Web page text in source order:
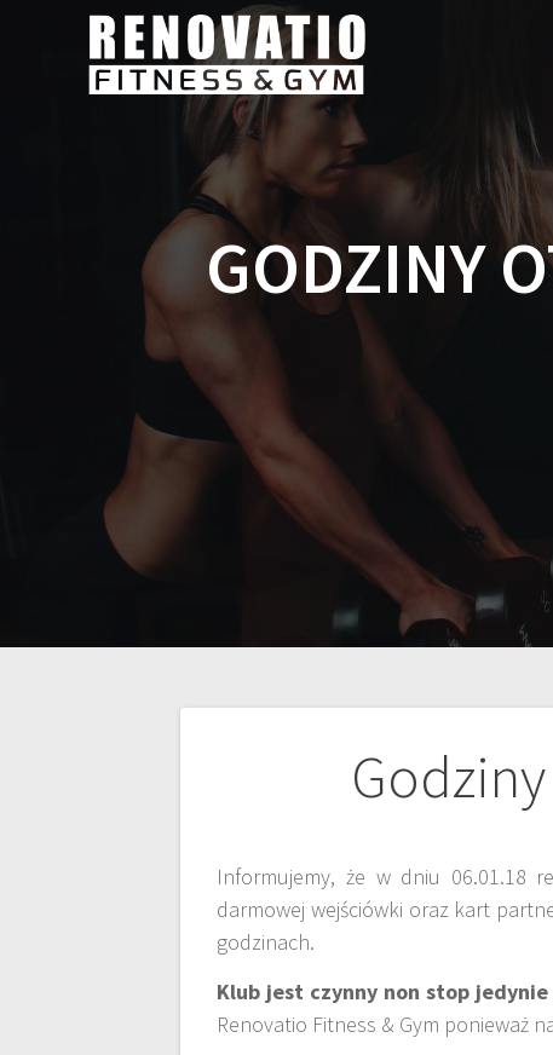
GODZINY
Informujemy, że w dniu 06.01.18
darmowej wejściówki oraz kart
godzinach.
Klub jest czynny non stop
Renovatio Fitness & Gym ponieważ